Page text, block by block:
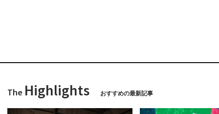
The Highlights おすすめの最新記事